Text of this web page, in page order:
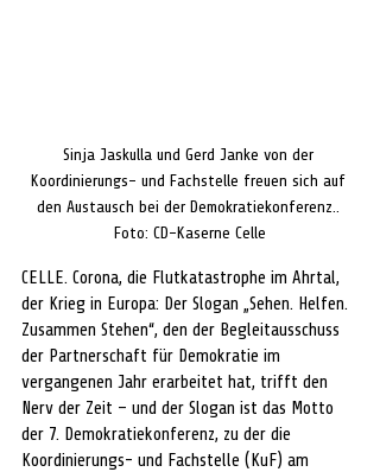
Sinja Jaskulla und Gerd Janke von der
Koordinierungs- und Fachstelle freuen sich auf
den Austausch bei der Demokratiekonferenz..
Foto: CD-Kaserne Celle
CELLE. Corona, die Flutkatastrophe im Ahrtal,
der Krieg in Europa: Der Slogan „Sehen. Helfen.
Zusammen Stehen“, den der Begleitausschuss
der Partnerschaft für Demokratie im
vergangenen Jahr erarbeitet hat, trifft den
Nerv der Zeit – und der Slogan ist das Motto
der 7. Demokratiekonferenz, zu der die
Koordinierungs- und Fachstelle (KuF) am